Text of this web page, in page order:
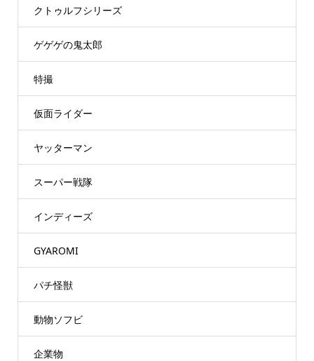
クトゥルフシリーズ
ゲゲゲの鬼太郎
特撮
仮面ライダー
ヤッターマン
スーパー戦隊
インディーズ
GYAROMI
パチ怪獣
動物ソフビ
企業物